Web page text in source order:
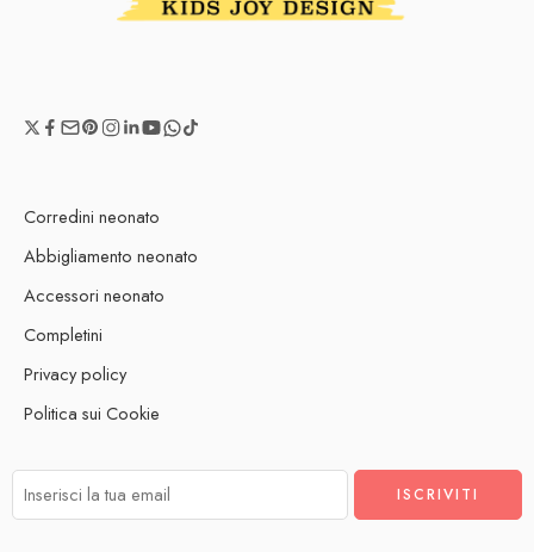
Corredini neonato
Abbigliamento neonato
Accessori neonato
Completini
Privacy policy
Politica sui Cookie